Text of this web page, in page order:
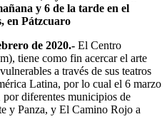
y 6 de la tarde en el
en Pátzcuaro
de 2020.- El Centro
tiene como fin acercar el arte
a través de sus teatros
Latina, por lo cual el 6 marzo
diferentes municipios de
y Panza, y El Camino Rojo a